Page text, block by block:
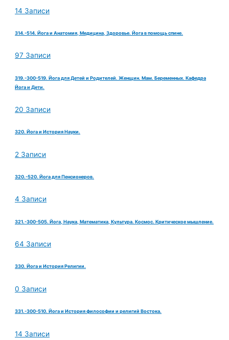
14 Записи
314.-514. Йога и Анатомия, Медицина, Здоровье. Йога в помощь спине.
97 Записи
319.-300-519. Йога для Детей и Родителей. Женщин. Мам. Беременных. Кафедра
Йога и Дети.
20 Записи
320. Йога и История Науки.
2 Записи
320.-520. Йога для Пенсионеров.
4 Записи
321.-300-505. Йога, Наука, Математика, Культура. Космос. Критическое мышление.
64 Записи
330. Йога и История Религии.
0 Записи
331.-300-510. Йога и История философии и религий Востока.
14 Записи